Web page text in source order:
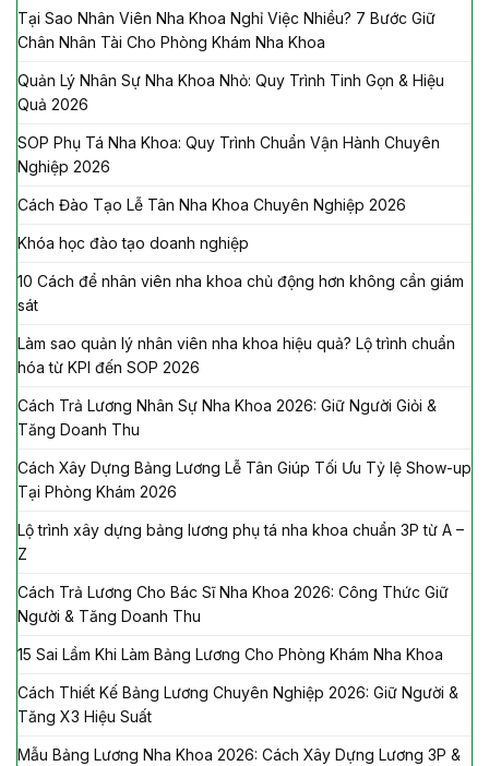
Tại Sao Nhân Viên Nha Khoa Nghỉ Việc Nhiều? 7 Bước Giữ
Chân Nhân Tài Cho Phòng Khám Nha Khoa
Quản Lý Nhân Sự Nha Khoa Nhỏ: Quy Trình Tinh Gọn & Hiệu
Quả 2026
SOP Phụ Tá Nha Khoa: Quy Trình Chuẩn Vận Hành Chuyên
Nghiệp 2026
Cách Đào Tạo Lễ Tân Nha Khoa Chuyên Nghiệp 2026
Khóa học đào tạo doanh nghiệp
10 Cách để nhân viên nha khoa chủ động hơn không cần giám
sát
Làm sao quản lý nhân viên nha khoa hiệu quả? Lộ trình chuẩn
hóa từ KPI đến SOP 2026
Cách Trả Lương Nhân Sự Nha Khoa 2026: Giữ Người Giỏi &
Tăng Doanh Thu
Cách Xây Dựng Bảng Lương Lễ Tân Giúp Tối Ưu Tỷ lệ Show-up
Tại Phòng Khám 2026
Lộ trình xây dựng bảng lương phụ tá nha khoa chuẩn 3P từ A –
Z
Cách Trả Lương Cho Bác Sĩ Nha Khoa 2026: Công Thức Giữ
Người & Tăng Doanh Thu
15 Sai Lầm Khi Làm Bảng Lương Cho Phòng Khám Nha Khoa
Cách Thiết Kế Bảng Lương Chuyên Nghiệp 2026: Giữ Người &
Tăng X3 Hiệu Suất
Mẫu Bảng Lương Nha Khoa 2026: Cách Xây Dựng Lương 3P &